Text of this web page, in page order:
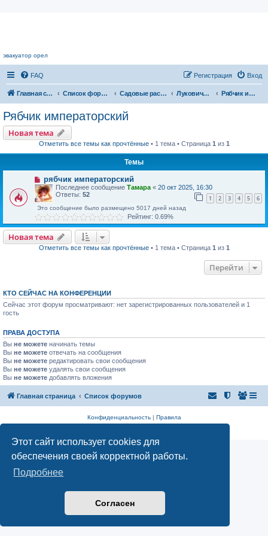
Этот сайт использует cookies для
обеспечения своей корректной работы.
Подробнее
Согласен
эвакуатор орел
FAQ Вход
Регистрация
Главная страница Список форумов Садовые растения Луковичные растения Рябчик императорский
Рябчик императорский
Новая тема
Отметить все темы как прочтённые• 1 тема • Страница 1 из 1
Темы
рябчик императорский
Последнее сообщение Тамара « 20 окт 2025, 16:30
Ответы: 52 1 2 3 4 5 6
Это сообщение было размещено 5017 дней назад
Рейтинг: 0.69%
Новая тема
Отметить все темы как прочтённые• 1 тема • Страница 1 из 1
Перейти
КТО СЕЙЧАС НА КОНФЕРЕНЦИИ
Сейчас этот форум просматривают: нет зарегистрированных пользователей и 1
гость
ПРАВА ДОСТУПА
Вы не можете начинать темы
Вы не можете отвечать на сообщения
Вы не можете редактировать свои сообщения
Вы не можете удалять свои сообщения
Вы не можете добавлять вложения
Главная страница Список форумов
Конфиденциальность| Правила